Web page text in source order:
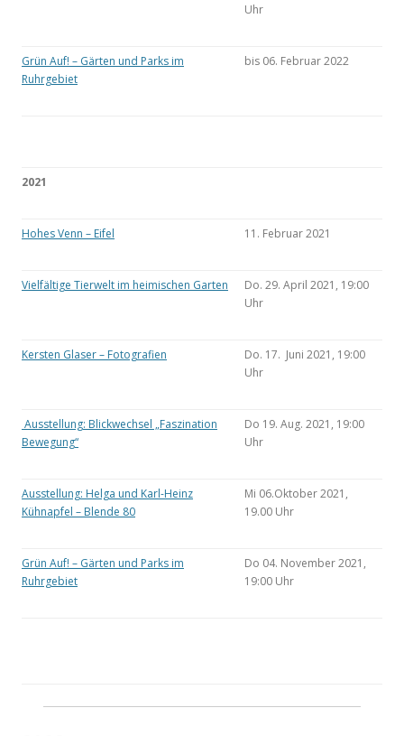
Uhr
Grün Auf! – Gärten und Parks im
Ruhrgebiet
bis 06. Februar 2022
2021
Hohes Venn – Eifel 11. Februar 2021
Vielfältige Tierwelt im heimischen Garten
Do. 29. April 2021, 19:00
Uhr
Kersten Glaser – Fotografien
Do. 17. Juni 2021, 19:00
Uhr
Ausstellung: Blickwechsel „Faszination
Bewegung“
Do 19. Aug. 2021, 19:00
Uhr
Ausstellung: Helga und Karl-Heinz
Kühnapfel – Blende 80
Mi 06.Oktober 2021,
19.00 Uhr
Grün Auf! – Gärten und Parks im
Ruhrgebiet
Do 04. November 2021,
19:00 Uhr